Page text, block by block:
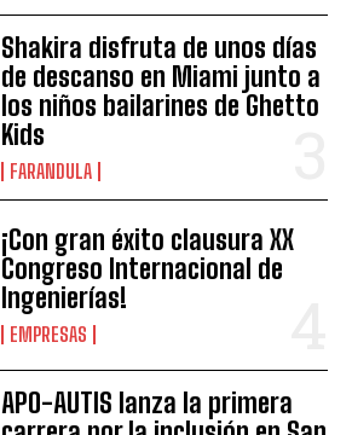
Shakira disfruta de unos días
de descanso en Miami junto a
los niños bailarines de Ghetto
Kids
FARANDULA
¡Con gran éxito clausura XX
Congreso Internacional de
Ingenierías!
EMPRESAS
APO-AUTIS lanza la primera